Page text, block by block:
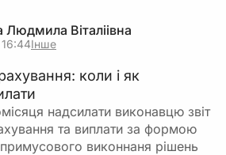
Людмила Віталіівна
Інше
коли і як
надсилати виконавцю звіт
та виплати за формою
примусового виконнаня рішень